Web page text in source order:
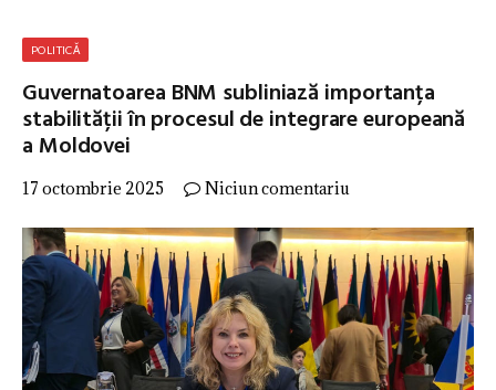
POLITICĂ
Guvernatoarea BNM subliniază importanța
stabilității în procesul de integrare europeană
a Moldovei
17 octombrie 2025 Niciun comentariu